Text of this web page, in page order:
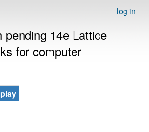
log in
pending 14e Lattice
for computer